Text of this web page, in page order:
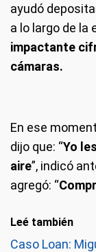
ayudó
a lo largo de la
impactante
cámaras.
En ese
dijo que: “Yo
aire”, indicó
agregó: “
Leé también
Caso Loan: